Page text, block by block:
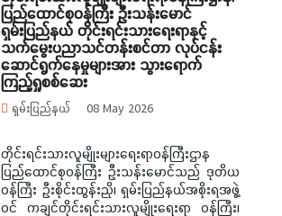
ပြည်ထောင်စုဝန်ကြီး ဦးသန်းမောင်
ရှမ်းပြည်နယ် တိုင်းရင်းသားရေးရာနှင့်
သက်မွေးပညာသင်တန်းစင်တာ လုပ်ငန်း
ဆောင်ရွက်နေမှုများအား သွားရောက်
ကြည့်ရှုစစ်ဆေး
ရှမ်းပြည်နယ် 08 May 2026
တိုင်းရင်းသားလူမျိုးများရေးရာဝန်ကြီးဌာန
ပြည်ထောင်စုဝန်ကြီး ဦးသန်းမောင်သည် ဒုတိယ
ဝန်ကြီး ဦးစိုင်းထွန်းညို၊ ရှမ်းပြည်နယ်အစိုးရအဖွဲ့
ဝင် ကချင်တိုင်းရင်းသားလူမျိုးရေးရာ ဝန်ကြီး၊